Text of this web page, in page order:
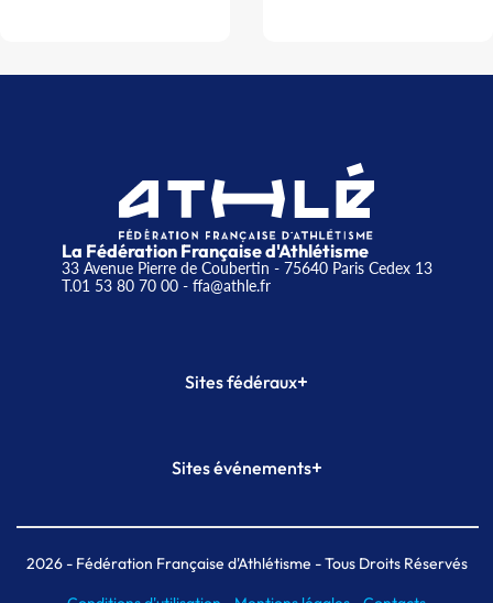
La Fédération Française d'Athlétisme
33 Avenue Pierre de Coubertin - 75640 Paris Cedex 13
T.01 53 80 70 00- ffa@athle.fr
Sites fédéraux+
Plateforme Formation
Sites événements+
Meeting de Paris indoor
MAIF Ekiden de Paris
2026- Fédération Française d'Athlétisme - Tous Droits Réservés